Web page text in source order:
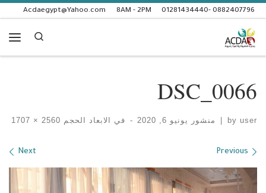
Skip to content
0882407796 -01281434440
8AM - 2PM
Acdaegypt@Yahoo.com
Search
DSC_0066
by user منشور يونيو 6, 2020 - في الابعاد الحجم
Images navigation
Previous
Next